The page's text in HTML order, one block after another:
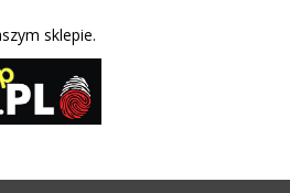
sklepie.